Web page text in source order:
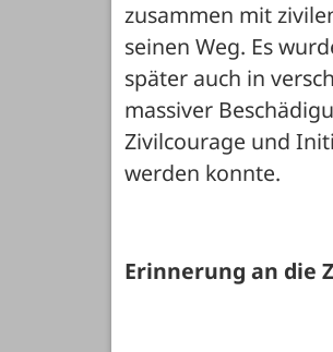
zusammen mit
seinen Weg. Es
später auch in
massiver
Zivilcourage und
werden konnte.
Erinnerung an die